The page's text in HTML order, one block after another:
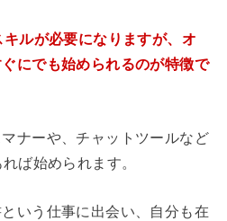
ルが必要になりますが、オ
にでも始められるのが特徴で
ナーや、チャットツールなど
ば始められます。
いう仕事に出会い、自分も在